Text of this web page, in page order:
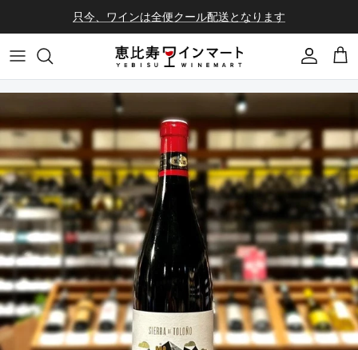
コンテンツへスキップ只今、ワインは全便クール配送となります
会員登
カ